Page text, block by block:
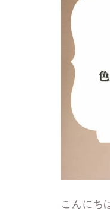
こんにち